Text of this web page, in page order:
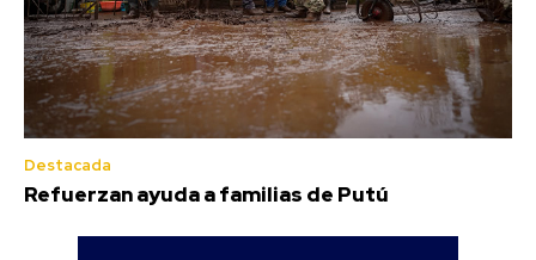
Destacada
Refuerzan ayuda a familias de Putú